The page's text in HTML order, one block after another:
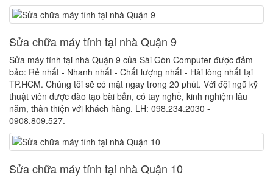
Sửa chữa máy tính tại nhà Quận 9
Sửa máy tính tại nhà Quận 9 của Sài Gòn Computer được đảm
bảo: Rẻ nhất - Nhanh nhất - Chất lượng nhất - Hài lòng nhất tại
TP.HCM. Chúng tôi sẽ có mặt ngay trong 20 phút. Với đội ngũ kỹ
thuật viên được đào tạo bài bản, có tay nghề, kinh nghiệm lâu
năm, thân thiện với khách hàng. LH: 098.234.2030 -
0908.809.527.
Sửa chữa máy tính tại nhà Quận 10